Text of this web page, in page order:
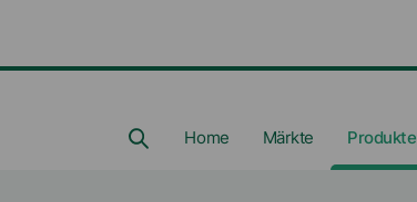
Home Märkte Produkte